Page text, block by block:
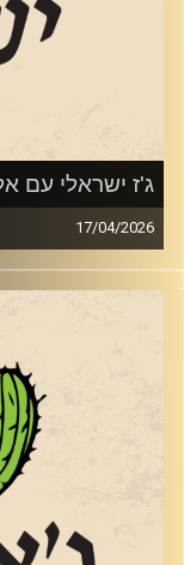
ג'ז ישראלי עם
17/04/2026
החצוצרן והמלחין
שהוציא לפני
אלא בגלל הסאונד
ZgMlzrax
והבחירות